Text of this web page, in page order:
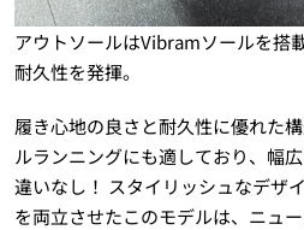
アウトソールはVibramソールを搭
耐久性を発揮。
履き心地の良さと耐久性に優れた
ルランニングにも適しており、幅
違いなし！ スタイリッシュなデザ
を両立させたこのモデルは、ニュ